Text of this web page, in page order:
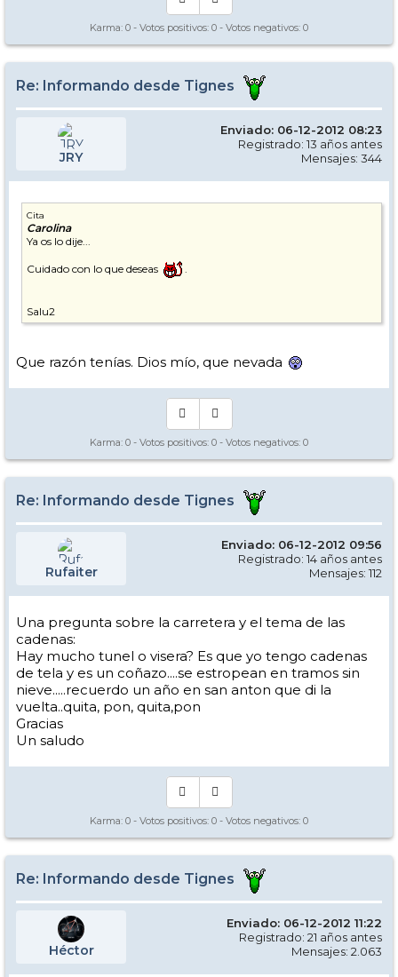
Karma: 0 - Votos positivos: 0 - Votos negativos: 0
Re: Informando desde Tignes
JRY
Enviado: 06-12-2012 08:23
Registrado: 13 años antes
Mensajes: 344
Cita
Carolina
Ya os lo dije...
Cuidado con lo que deseas
Salu2
Que razón tenías. Dios mío, que nevada
Karma: 0 - Votos positivos: 0 - Votos negativos: 0
Re: Informando desde Tignes
Rufaiter
Enviado: 06-12-2012 09:56
Registrado: 14 años antes
Mensajes: 112
Una pregunta sobre la carretera y el tema de las
cadenas:
Hay mucho tunel o visera? Es que yo tengo cadenas
de tela y es un coñazo....se estropean en tramos sin
nieve.....recuerdo un año en san anton que di la
vuelta..quita, pon, quita,pon
Gracias
Un saludo
Karma: 0 - Votos positivos: 0 - Votos negativos: 0
Re: Informando desde Tignes
Héctor
Enviado: 06-12-2012 11:22
Registrado: 21 años antes
Mensajes: 2.063